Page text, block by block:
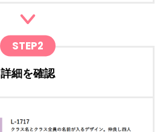
STEP2
詳細を確認